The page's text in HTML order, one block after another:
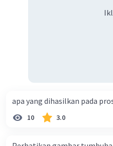
apa yang dihasilkan pada
10 3.0